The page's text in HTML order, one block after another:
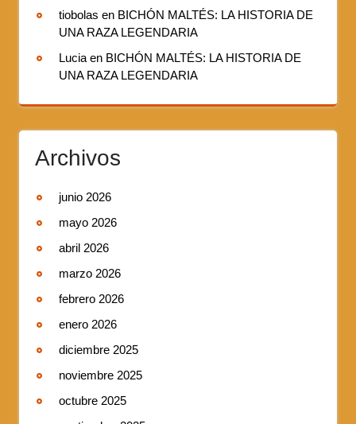
tiobolas en BICHÓN MALTÉS: LA HISTORIA DE
UNA RAZA LEGENDARIA
Luciaen BICHÓN MALTÉS: LA HISTORIA DE
UNA RAZA LEGENDARIA
Archivos
junio 2026
mayo 2026
abril 2026
marzo 2026
febrero 2026
enero 2026
diciembre 2025
noviembre 2025
octubre 2025